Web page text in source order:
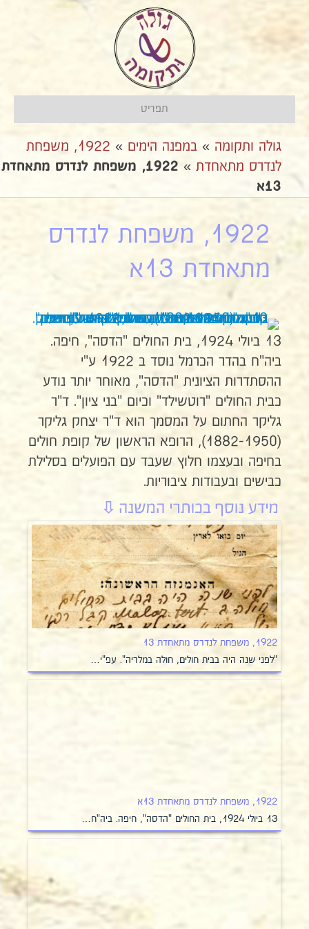
תפריט
גולה ותקומה » במפנה הימים »
1922, משפחת
לנדרס מתאחדת »
1922, משפחת לנדרס מתאחדת
13א
1922, משפחת לנדרס
מתאחדת 13א
13 ביולי 1924, בית החולים "הדסה", חיפה.
ביה"ח בהדר הכרמל נוסד ב 1922 ע"י
ההסתדרות הציונית "הדסה", מאוחר יותר נודע
כבית החולים "רוטשילד" וכיום "בני ציון". ד"ר
גליקר החתום על המסמך הוא ד"ר יצחק גליקר
(1882-1950), הרופא הראשון של קופת חולים
בחיפה ובעצמו חלוץ שעבד עם הפועלים בסלילת
כבישים ובעבודות ציבוריות.
1922, משפחת לנדרס מתאחדת 13
"לפני שנה היה בבית חולים, חולה במלריה". עפ"י…
1922, משפחת לנדרס מתאחדת 13א
13 ביולי 1924, בית החולים "הדסה", חיפה. ביה"ח…